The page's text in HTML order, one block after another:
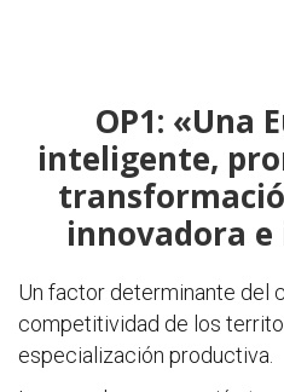
OP1: «Una
inteligente,
innovadora
Un factor determinante del
competitividad de los
especialización productiva.